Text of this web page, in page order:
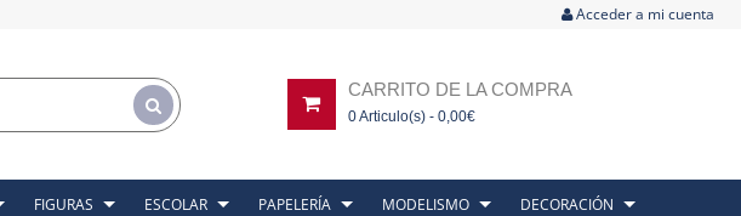
Acceder a mi cuenta
CARRITO DE LA COMPRA
0Articulo(s) - 0,00€
FIGURAS ESCOLAR PAPELERÍA MODELISMO DECORACIÓN